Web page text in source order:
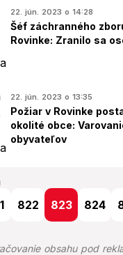
22. jún. 2023 o 14:28
Šéf záchranného
Rovinke: Zranilo sa
22. jún. 2023 o 13:35
Požiar v Rovinke
okolité obce:
obyvateľov
822 823 824
obsahu pod